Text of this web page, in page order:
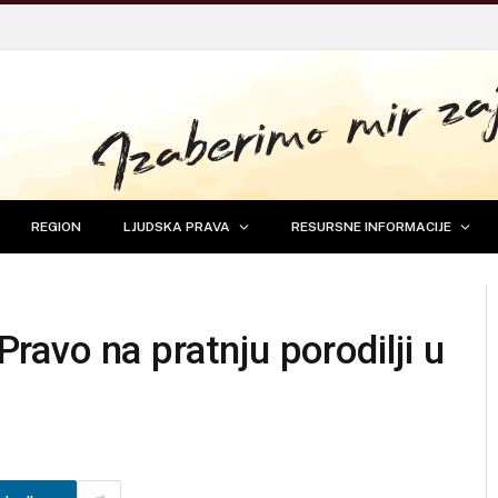
REGION LJUDSKA PRAVA RESURSNE INFORMACIJE
na pratnju porodilji u